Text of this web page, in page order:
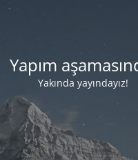
Yapım
Yakında yayındayız!